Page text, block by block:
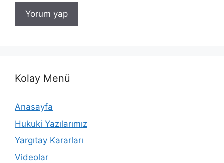
Kolay Menü
Anasayfa
Hukuki Yazılarımız
Yargıtay Kararları
Videolar